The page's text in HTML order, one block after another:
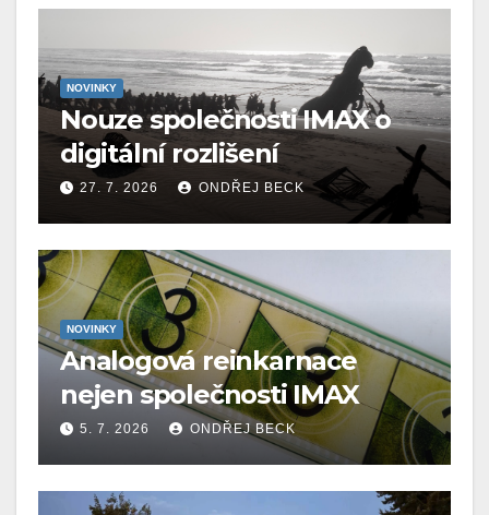
NOVINKY
Nouze společnosti IMAX o
digitální rozlišení
27. 7. 2026 ONDŘEJ BECK
NOVINKY
Analogová reinkarnace
nejen společnosti IMAX
5. 7. 2026 ONDŘEJ BECK